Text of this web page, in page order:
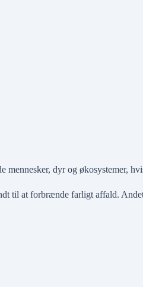
dyr og økosystemer,
til at forbrænde farligt affald.